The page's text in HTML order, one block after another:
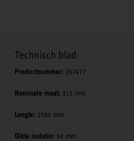
Technisch blad
Productnummer: 207477
Nominale maat: 315 mm
Lengte: 1500 mm
Dikte isolatie: 50 mm